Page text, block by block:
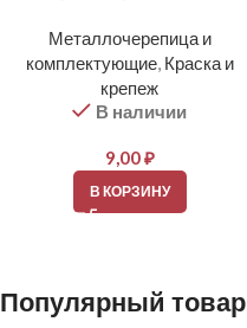
Металлочерепица и
комплектующие, Краска и
крепеж
В наличии
9,00₽
В КОРЗИНУ
Популярный товар